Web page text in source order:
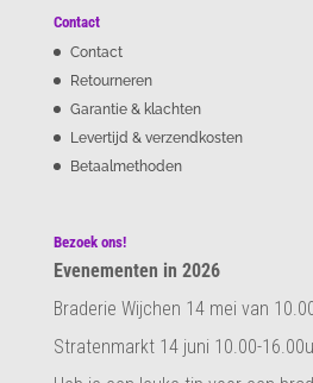
Contact
Contact
Retourneren
Garantie & klachten
Levertijd & verzendkosten
Betaalmethoden
Bezoek ons!
Evenementen in 2026
Braderie Wijchen 14 mei van
Stratenmarkt 14 juni 10.00-16.00u